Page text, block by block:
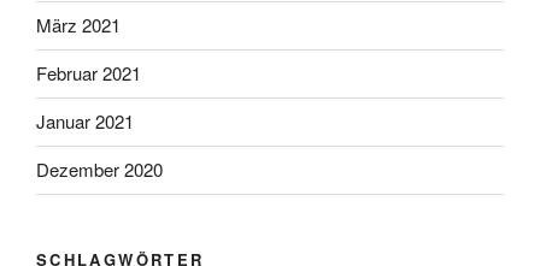
März 2021
Februar 2021
Januar 2021
Dezember 2020
SCHLAGWÖRTER